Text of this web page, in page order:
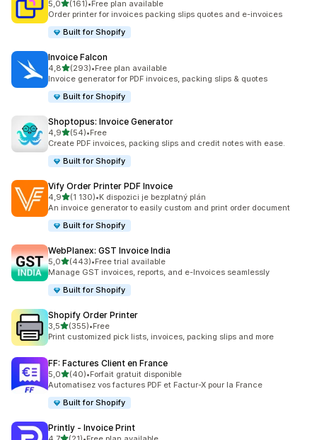
5,0z 5 hvězd
(161)
Celkový počet recenzí: 161
•Free plan available
Order printer for invoices packing slips quotes and e-invoices
Built for Shopify
Invoice Falcon
4,8z 5 hvězd
(293)
Celkový počet recenzí: 293
•Free plan available
Invoice generator for PDF invoices, packing slips & quotes
Built for Shopify
Shoptopus: Invoice Generator
4,9z 5 hvězd
(54)
Celkový počet recenzí: 54
•Free
Create PDF invoices, packing slips and credit notes with ease.
Built for Shopify
Vify Order Printer PDF Invoice
4,9z 5 hvězd
(1 130)
Celkový počet recenzí: 1130
•K dispozici je bezplatný plán
An invoice generator to easily custom and print order document
Built for Shopify
WebPlanex: GST Invoice India
5,0z 5 hvězd
(443)
Celkový počet recenzí: 443
•Free trial available
Manage GST invoices, reports, and e-Invoices seamlessly
Built for Shopify
Shopify Order Printer
3,5z 5 hvězd
(355)
Celkový počet recenzí: 355
•Free
Print customized pick lists, invoices, packing slips and more
FF: Factures Client en France
5,0z 5 hvězd
(40)
Celkový počet recenzí: 40
•Forfait gratuit disponible
Automatisez vos factures PDF et Factur-X pour la France
Built for Shopify
Printly ‑ Invoice Print
z 5 hvězd